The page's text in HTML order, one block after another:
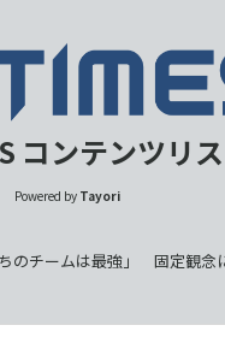
コンテンツリ
Powered by Tayori
のチームは最強」 固定観念